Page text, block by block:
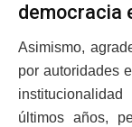
democracia
Asimismo,
por autoridades
últimos años,